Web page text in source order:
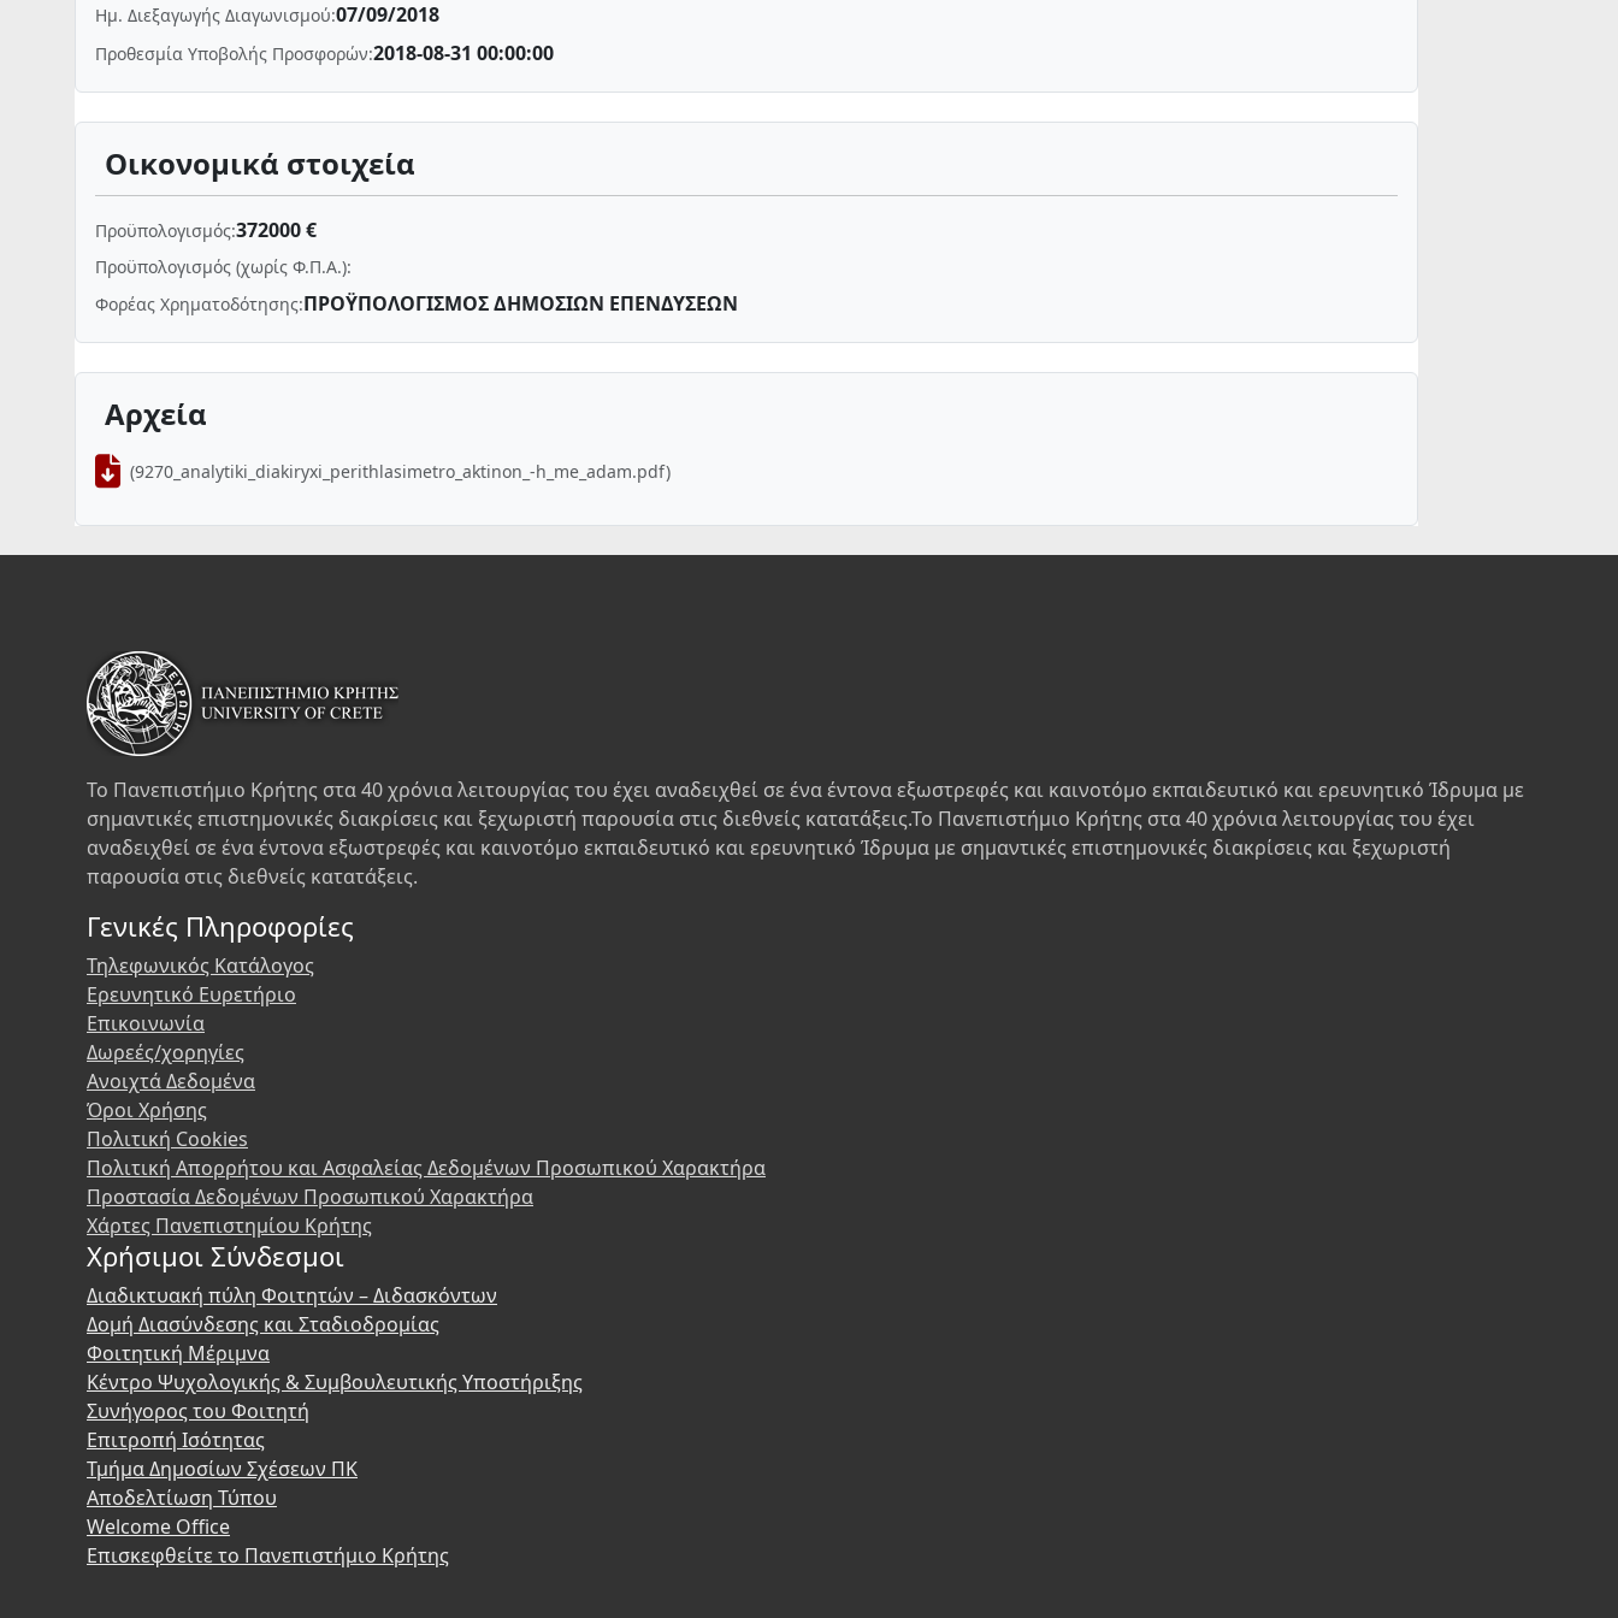
Ημ. Διεξαγωγής Διαγωνισμού:07/09/2018
Προθεσμία Υποβολής Προσφορών:2018-08-31 00:00:00
Οικονομικά στοιχεία
Προϋπολογισμός:372000 €
Προϋπολογισμός (χωρίς Φ.Π.Α.):
Φορέας Χρηματοδότησης:ΠΡΟΫΠΟΛΟΓΙΣΜΟΣ ΔΗΜΟΣΙΩΝ ΕΠΕΝΔΥΣΕΩΝ
Αρχεία
(9270_analytiki_diakiryxi_perithlasimetro_aktinon_-h_me_adam.pdf)
Το Πανεπιστήμιο Κρήτης στα 40 χρόνια λειτουργίας του έχει αναδειχθεί σε ένα έντονα εξωστρεφές και καινοτόμο εκπαιδευτικό και ερευνητικό Ίδρυμα με
σημαντικές επιστημονικές διακρίσεις και ξεχωριστή παρουσία στις διεθνείς κατατάξεις.Το Πανεπιστήμιο Κρήτης στα 40 χρόνια λειτουργίας του έχει
αναδειχθεί σε ένα έντονα εξωστρεφές και καινοτόμο εκπαιδευτικό και ερευνητικό Ίδρυμα με σημαντικές επιστημονικές διακρίσεις και ξεχωριστή
παρουσία στις διεθνείς κατατάξεις.
Γενικές Πληροφορίες
Τηλεφωνικός Κατάλογος
Ερευνητικό Ευρετήριο
Επικοινωνία
Δωρεές/χορηγίες
Ανοιχτά Δεδομένα
Όροι Χρήσης
Πολιτική Cookies
Πολιτική Απορρήτου και Ασφαλείας Δεδομένων Προσωπικού Χαρακτήρα
Προστασία Δεδομένων Προσωπικού Χαρακτήρα
Χάρτες Πανεπιστημίου Κρήτης
Χρήσιμοι Σύνδεσμοι
Διαδικτυακή πύλη Φοιτητών – Διδασκόντων
Δομή Διασύνδεσης και Σταδιοδρομίας
Φοιτητική Μέριμνα
Κέντρο Ψυχολογικής & Συμβουλευτικής Υποστήριξης
Συνήγορος του Φοιτητή
Επιτροπή Ισότητας
Τμήμα Δημοσίων Σχέσεων ΠΚ
Αποδελτίωση Τύπου
Welcome Office
Επισκεφθείτε το Πανεπιστήμιο Κρήτης